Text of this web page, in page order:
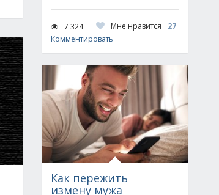
7 324 Мне нравится
27
Комментировать
Как пережить
измену мужа